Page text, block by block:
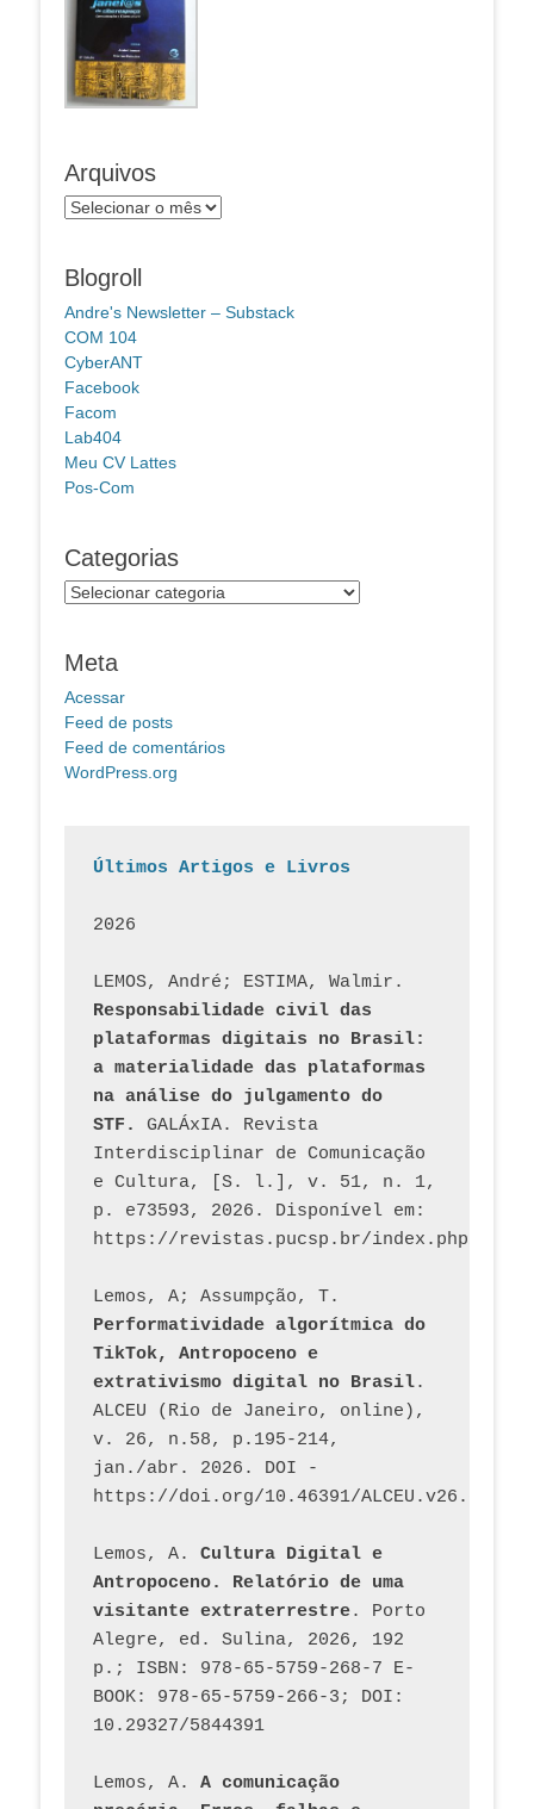
Arquivos
Arquivos
Blogroll
Andre's Newsletter – Substack
COM 104
CyberANT
Facebook
Facom
Lab404
Meu CV Lattes
Pos-Com
Categorias
Categorias
Meta
Acessar
Feed de posts
Feed de comentários
WordPress.org
Últimos Artigos e Livros
2026
Responsabilidade civil das
plataformas digitais no Brasil:
a materialidade das plataformas
na análise do julgamento do
STF.
GALÁxIA. Revista
Interdisciplinar de Comunicação
e Cultura, [S. l.], v. 51, n. 1,
p. e73593, 2026. Disponível em:
Performatividade algorítmica do
TikTok, Antropoceno e
extrativismo digital no Brasil.
ALCEU (Rio de Janeiro, online),
v. 26, n.58, p.195-214,
jan./abr. 2026. DOI -
https://doi.org/10.46391/
Lemos, A. Cultura Digital e
Antropoceno. Relatório de uma
visitante extraterrestre. Porto
Alegre, ed. Sulina, 2026, 192
p.; ISBN: 978-65-5759-268-7 E-
BOOK: 978-65-5759-266-3; DOI:
10.29327/5844391
Lemos, A. A comunicação